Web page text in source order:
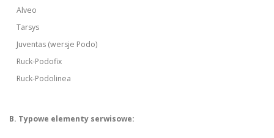
Alveo
Tarsys
Juventas (wersje Podo)
Ruck-Podofix
Ruck-Podolinea
B. Typowe elementy serwisowe: